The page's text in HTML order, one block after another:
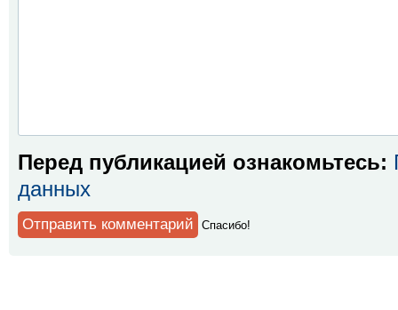
Перед публикацией ознакомьтесь:
данных
Спaсибо!